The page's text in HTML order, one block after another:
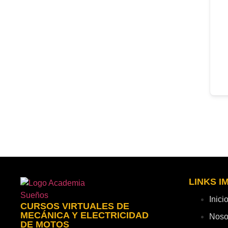
CURSOS VIRTUALES DE
MECÁNICA Y ELECTRICIDAD
DE MOTOS
LINKS
Inicio